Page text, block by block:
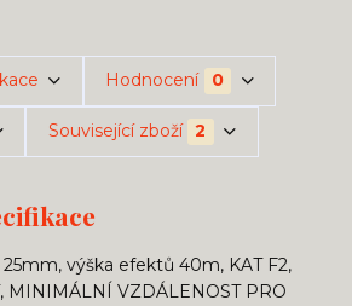
Hodnocení 0
Související zboží 2
25mm, výška efektů 40m, KAT F2,
MINIMÁLNÍ VZDÁLENOST PRO